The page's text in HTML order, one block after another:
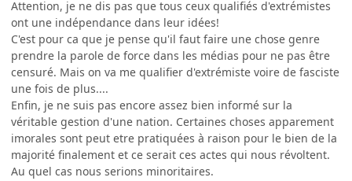
Attention, je ne dis pas que tous ceux qualifiés d'extrémistes
ont une indépendance dans leur idées!
C'est pour ca que je pense qu'il faut faire une chose genre
prendre la parole de force dans les médias pour ne pas être
censuré. Mais on va me qualifier d'extrémiste voire de fasciste
une fois de plus....
Enfin, je ne suis pas encore assez bien informé sur la
véritable gestion d'une nation. Certaines choses apparement
imorales sont peut etre pratiquées à raison pour le bien de la
majorité finalement et ce serait ces actes qui nous révoltent.
Au quel cas nous serions minoritaires.